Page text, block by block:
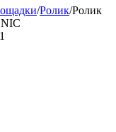
/Ролик/Ролик